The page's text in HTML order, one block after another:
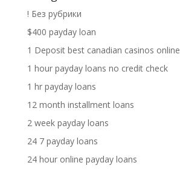
! Без рубрики
$400 payday loan
1 Deposit best canadian casinos online
1 hour payday loans no credit check
1 hr payday loans
12 month installment loans
2 week payday loans
24 7 payday loans
24 hour online payday loans